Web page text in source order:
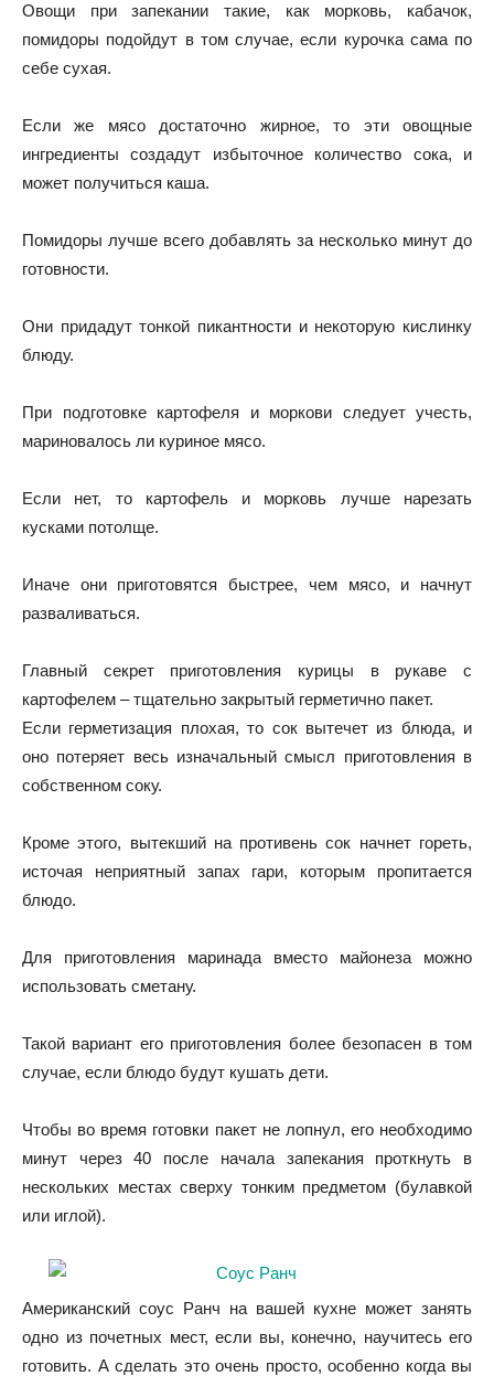
Овощи при запекании такие, как морковь, кабачок,
помидоры подойдут в том случае, если курочка сама по
себе сухая.
Если же мясо достаточно жирное, то эти овощные
ингредиенты создадут избыточное количество сока, и
может получиться каша.
Помидоры лучше всего добавлять за несколько минут до
готовности.
Они придадут тонкой пикантности и некоторую кислинку
блюду.
При подготовке картофеля и моркови следует учесть,
мариновалось ли куриное мясо.
Если нет, то картофель и морковь лучше нарезать
кусками потолще.
Иначе они приготовятся быстрее, чем мясо, и начнут
разваливаться.
Главный секрет приготовления курицы в рукаве с
картофелем – тщательно закрытый герметично пакет.
Если герметизация плохая, то сок вытечет из блюда, и
оно потеряет весь изначальный смысл приготовления в
собственном соку.
Кроме этого, вытекший на противень сок начнет гореть,
источая неприятный запах гари, которым пропитается
блюдо.
Для приготовления маринада вместо майонеза можно
использовать сметану.
Такой вариант его приготовления более безопасен в том
случае, если блюдо будут кушать дети.
Чтобы во время готовки пакет не лопнул, его необходимо
минут через 40 после начала запекания проткнуть в
нескольких местах сверху тонким предметом (булавкой
или иглой).
Американский соус Ранч на вашей кухне может занять
одно из почетных мест, если вы, конечно, научитесь его
готовить. А сделать это очень просто, особенно когда вы